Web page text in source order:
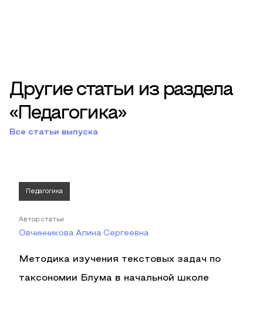
Другие статьи из раздела
«Педагогика»
Все статьи выпуска
Педагогика
Автор статьи
Овчинникова Алина Сергеевна
Методика изучения текстовых задач по
таксономии Блума в начальной школе